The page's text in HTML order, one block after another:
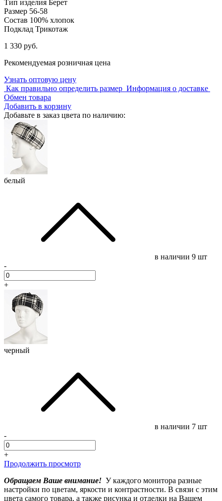
Тип изделия Берет
Размер 56-58
Состав 100% хлопок
Подклад Трикотаж
1 330 руб.
Рекомендуемая розничная цена
Узнать оптовую цену
Как правильно определить размер Информация о доставке
Обмен товара
Добавить в корзину
Добавьте в заказ цвета по наличию:
белый
в наличии 9 шт
-
+
черный
в наличии 7 шт
-
+
Продолжить просмотр
Обращаем Ваше внимание! У каждого монитора разные
настройки по цветам, яркости и контрастности. В связи с этим
цвета самого товара, а также рисунка и отделки на Вашем